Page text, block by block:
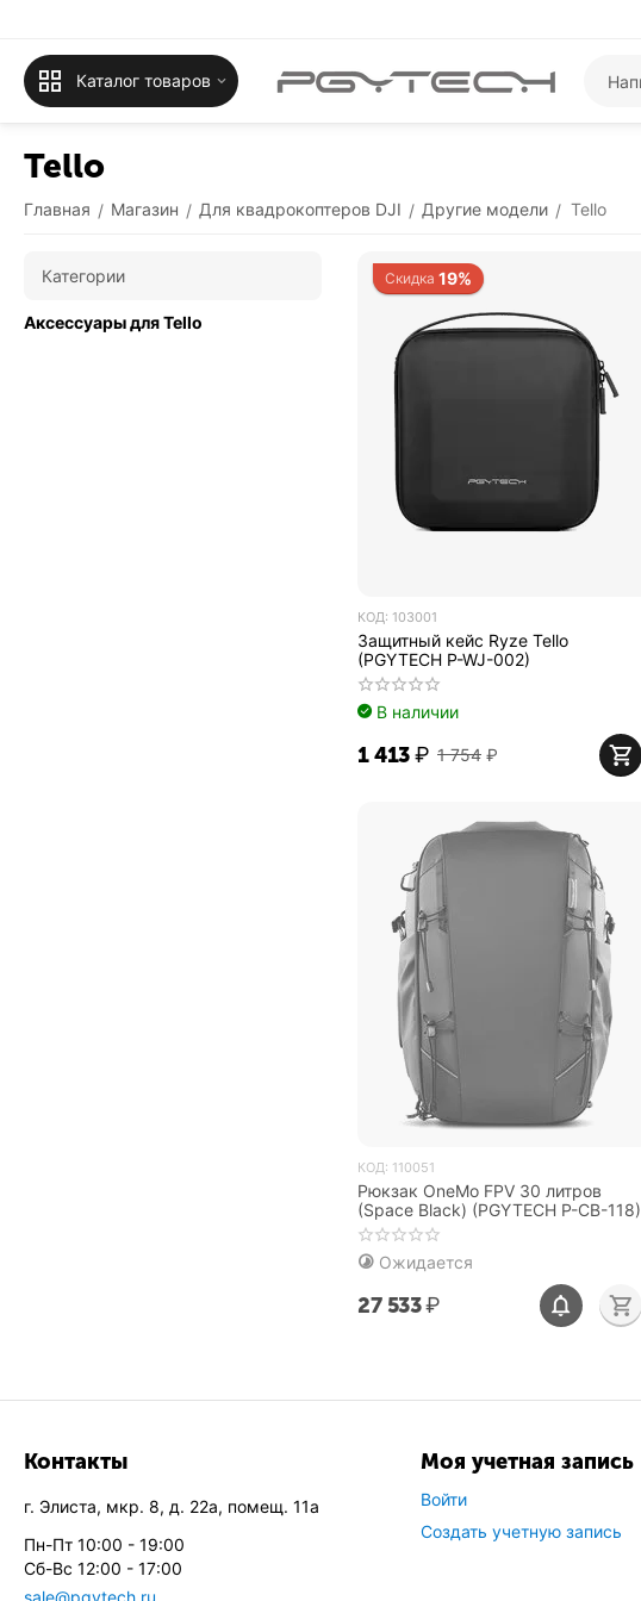
Каталог товаров
Tello
Главная / Магазин / Для квадрокоптеров DJI / Другие модели / Tello
Скидка 19%
КОД: 103001
Защитный кейс Ryze Tello
(PGYTECH P-WJ-002)
В наличии
1 754 ₽
1 413₽
КОД: 110051
Рюкзак OneMo FPV 30 литров
(Space Black) (PGYTECH P-CB-118)
Ожидается
27 533₽
Категории
Аксессуары для Tello
Контакты
г. Элиста, мкр. 8, д. 22а, помещ. 11а
Пн-Пт 10:00 - 19:00
Сб-Вс 12:00 - 17:00
sale@pgytech.ru
Моя учетная запись
Войти
Создать учетную запись